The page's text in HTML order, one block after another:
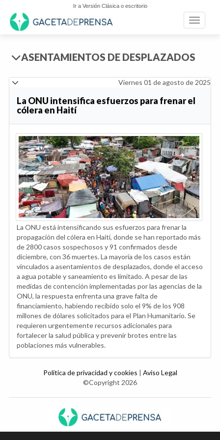
Ir a Versión Clásica o escritorio
Toggle
ASENTAMIENTOS DE DESPLAZADOS
Viernes 01 de agosto de 2025
La ONU intensifica esfuerzos para frenar el
cólera en Haití
La ONU está intensificando sus esfuerzos para frenar la
propagación del cólera en Haití, donde se han reportado más
de 2800 casos sospechosos y 91 confirmados desde
diciembre, con 36 muertes. La mayoría de los casos están
vinculados a asentamientos de desplazados, donde el acceso
a agua potable y saneamiento es limitado. A pesar de las
medidas de contención implementadas por las agencias de la
ONU, la respuesta enfrenta una grave falta de
financiamiento, habiendo recibido solo el 9% de los 908
millones de dólares solicitados para el Plan Humanitario. Se
requieren urgentemente recursos adicionales para
fortalecer la salud pública y prevenir brotes entre las
poblaciones más vulnerables.
Política de privacidad y cookies | Aviso Legal
©Copyright 2026